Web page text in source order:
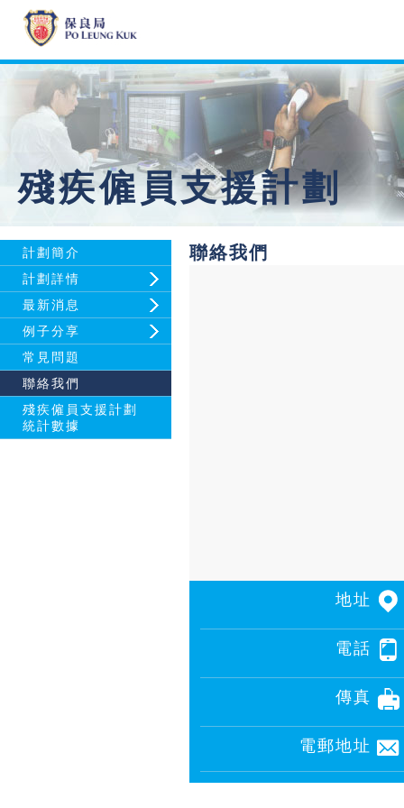
殘疾僱員支援計劃
計劃簡介
計劃詳情
最新消息
例子分享
常見問題
聯絡我們
殘疾僱員支援計劃
統計數據
聯絡我們
地址
電話
傳真
電郵地址